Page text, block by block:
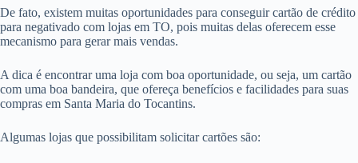
De fato, existem muitas oportunidades para conseguir cartão de crédito
para negativado com lojas em TO, pois muitas delas oferecem esse
mecanismo para gerar mais vendas.
A dica é encontrar uma loja com boa oportunidade, ou seja, um cartão
com uma boa bandeira, que ofereça benefícios e facilidades para suas
compras em Santa Maria do Tocantins.
Algumas lojas que possibilitam solicitar cartões são: